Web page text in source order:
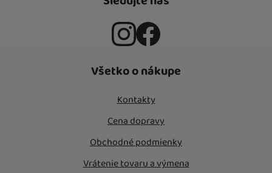
Všetko o nákupe
Kontakty
Cena dopravy
Obchodné podmienky
Vrátenie tovaru a výmena